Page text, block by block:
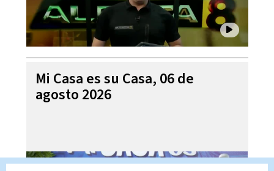
Mi Casa es su Casa, 06 de
agosto 2026